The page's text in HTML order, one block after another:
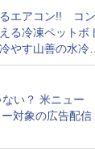
エアコン!! コン
る冷凍ペットボ
やす山善の水冷ベ
ドバイクにちょ
っち・ざ・ろー
】
い？ 米ニュー
対象の広告配信